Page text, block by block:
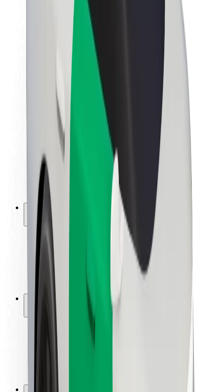
O společnosti Bolt
Udržitelnost podle Boltu
Projekt Zero
Tiskové centrum
Pokyny ke značce
Naše poslání
Vztahy s investory
Vedení
Značka
Média
Městský fond
Bezpečnost
Bezpečnost cestujících
Bezpečnost řidičů
Bezpečnost na koloběžce
Laboratoř bezpečnosti
Lokality
Řešení pro města
Letiště